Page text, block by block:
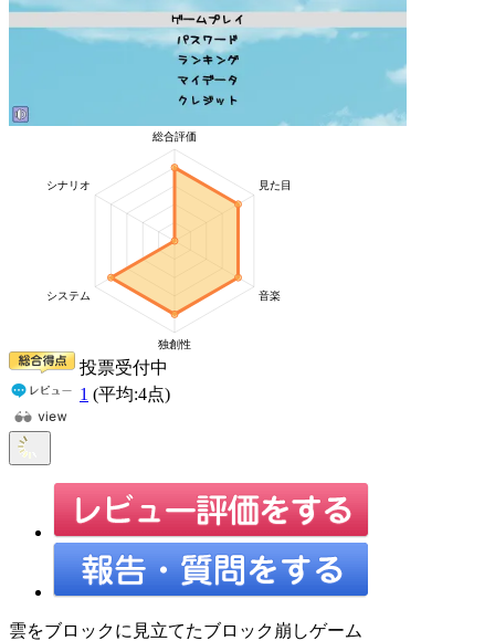
投票受付中
1 (平均:4点)
雲をブロックに見立てたブロック崩しゲーム